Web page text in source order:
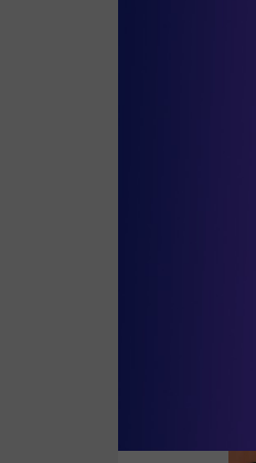
Το
χαρά της
Από 15
Μάθετε